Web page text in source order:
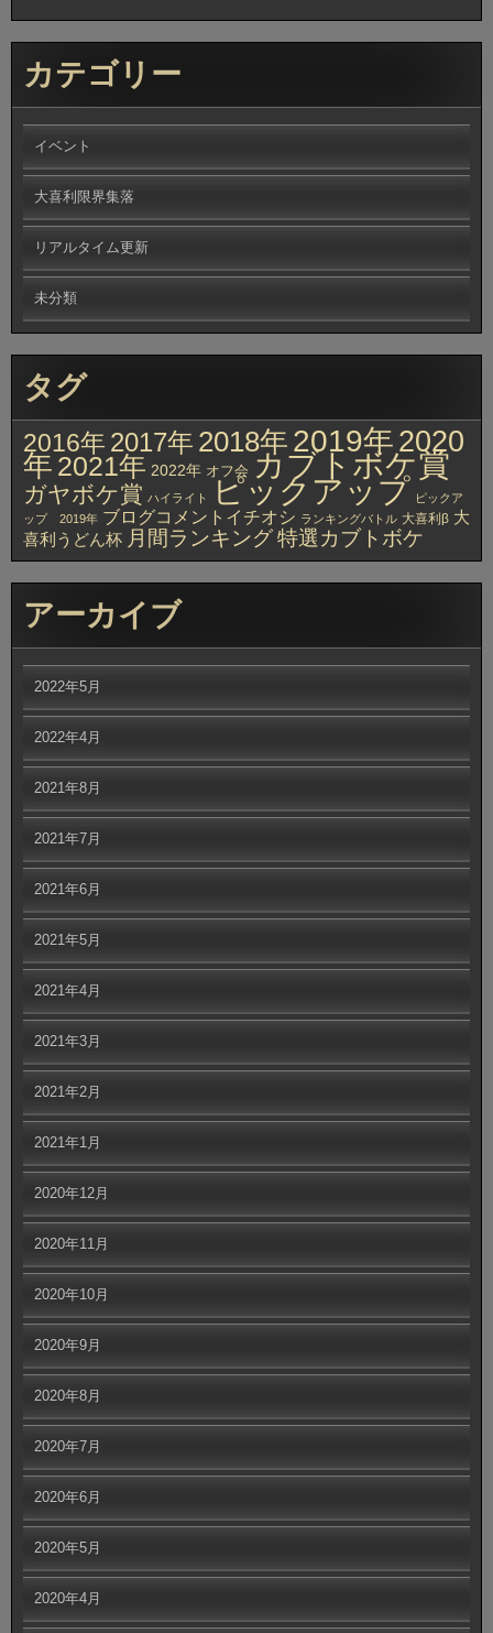
カテゴリー
イベント
大喜利限界集落
リアルタイム更新
未分類
タグ
2016年 2017年 2018年 2019年2020
年 2021年 2022年 オフ会 カブトボケ賞
ガヤボケ賞 ハイライト ピックアップ ピックア
ップ 2019年 ブログコメントイチオシ ランキングバトル 大喜利β 大
喜利うどん杯 月間ランキング特選カブトボケ
アーカイブ
2022年5月
2022年4月
2021年8月
2021年7月
2021年6月
2021年5月
2021年4月
2021年3月
2021年2月
2021年1月
2020年12月
2020年11月
2020年10月
2020年9月
2020年8月
2020年7月
2020年6月
2020年5月
2020年4月